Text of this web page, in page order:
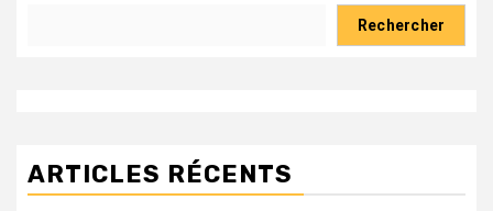
Rechercher
ARTICLES RÉCENTS